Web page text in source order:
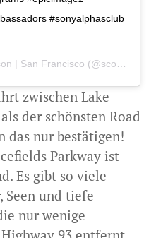
#sonyalphasclub
| San Francisco (@scottys.frames) on
zwischen Lake
der schönsten Road
das nur bestätigen!
Parkway ist
Es gibt so viele
Seen und tiefe
nur wenige